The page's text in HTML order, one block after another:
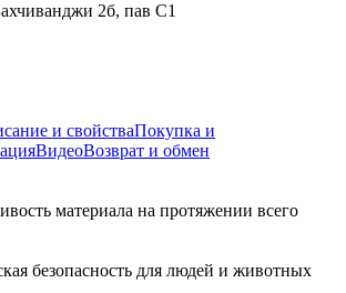
2б, пав С1
и свойстваПокупка и
ВидеоВозврат и обмен
материала на протяжении всего
безопасность для людей и животных